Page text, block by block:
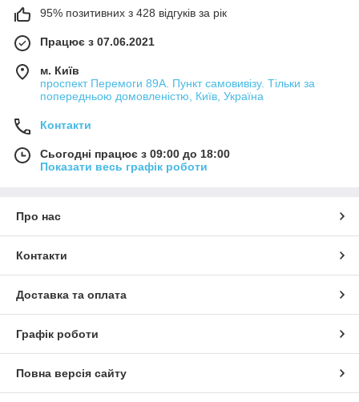
95% позитивних з 428 відгуків за рік
Працює з 07.06.2021
м. Київ
проспект Перемоги 89А. Пункт самовивізу. Тільки за
попередньою домовленістю, Київ, Україна
Контакти
Сьогодні працює з 09:00 до 18:00
Показати весь графік роботи
Про нас
Контакти
Доставка та оплата
Графік роботи
Повна версія сайту